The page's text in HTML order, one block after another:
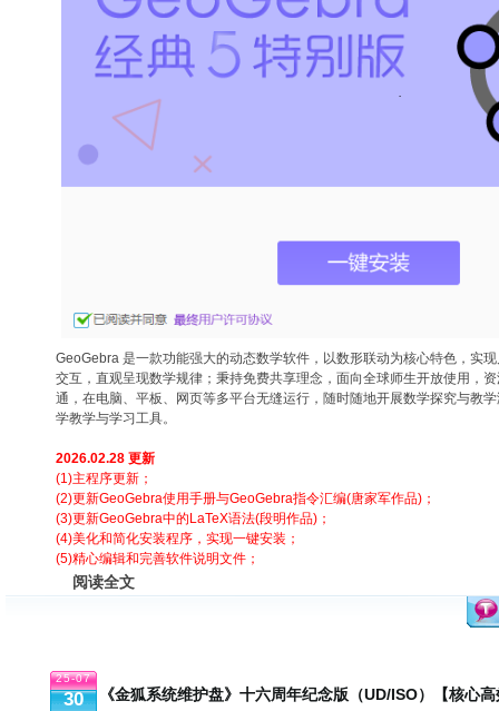
GeoGebra 是一款功能强大的动态数学软件，以数形联动为核心特色，实
交互，直观呈现数学规律；秉持免费共享理念，面向全球师生开放使用，
通，在电脑、平板、网页等多平台无缝运行，随时随地开展数学探究与教
学教学与学习工具。
2026.02.28 更新
(1)主程序更新；
(2)更新GeoGebra使用手册与GeoGebra指令汇编(唐家军作品)；
(3)更新GeoGebra中的LaTeX语法(段明作品)；
(4)美化和简化安装程序，实现一键安装；
(5)精心编辑和完善软件说明文件；
阅读全文
25-07
30 《金狐系统维护盘》十六周年纪念版（UD/ISO）【核心